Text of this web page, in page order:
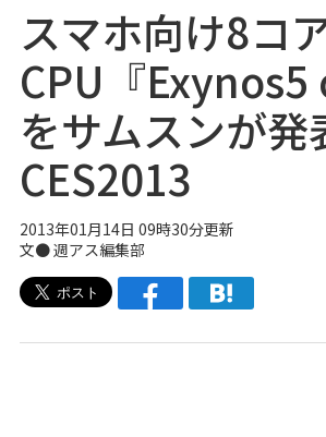
スマホ向け8コ
CPU『Exynos5
をサムスンが発
CES2013
2013年01月14日 09時30分更新
文●週アス編集部